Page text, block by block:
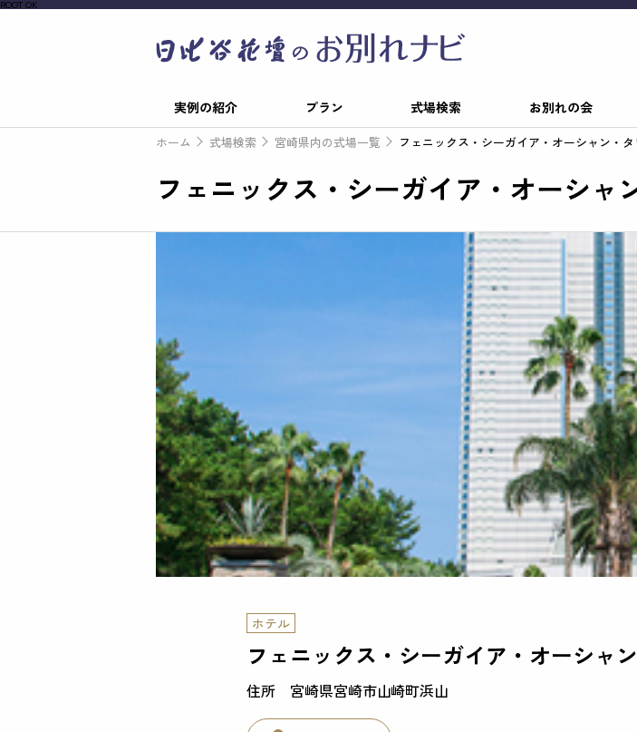
ROOT OK
実例の紹介 プラン 式場検索 お別れの会
ホーム 式場検索 宮崎県内の式場一覧 フェニックス・シーガイア・オーシャン・タ
フェニックス・シーガイア・オーシャ
ホテル
フェニックス・シーガイア・オーシャ
宮崎県宮崎市山崎町浜山